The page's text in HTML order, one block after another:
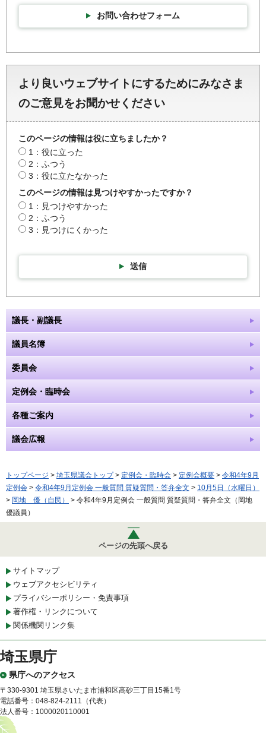
お問い合わせフォーム
より良いウェブサイトにするためにみなさま
のご意見をお聞かせください
このページの情報は役に立ちましたか？
1：役に立った
2：ふつう
3：役に立たなかった
このページの情報は見つけやすかったですか？
1：見つけやすかった
2：ふつう
3：見つけにくかった
送信
議長・副議長
議員名簿
委員会
定例会・臨時会
各種ご案内
議会広報
トップページ > 埼玉県議会トップ> 定例会・臨時会 > 定例会概要 > 令和4年9月
定例会 > 令和4年9月定例会 一般質問 質疑質問・答弁全文 > 10月5日（水曜日）
> 岡地 優（自民）
> 令和4年9月定例会 一般質問 質疑質問・答弁全文（岡地
優議員）
ページの先頭へ戻る
サイトマップ
ウェブアクセシビリティ
プライバシーポリシー・免責事項
著作権・リンクについて
関係機関リンク集
埼玉県庁
県庁へのアクセス
〒330-9301 埼玉県さいたま市浦和区高砂三丁目15番1号
電話番号：048-824-2111（代表）
法人番号：1000020110001